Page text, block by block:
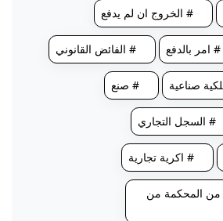
# الخروج ان لم يدفع
# امر بالدفع # الفائض القانوني
صناعية # صنع
# السجل التجاري
# اكرية تجارية
من المحكمة من